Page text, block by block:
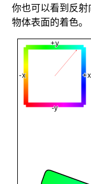
你也可以看到反
物体表面的着色。